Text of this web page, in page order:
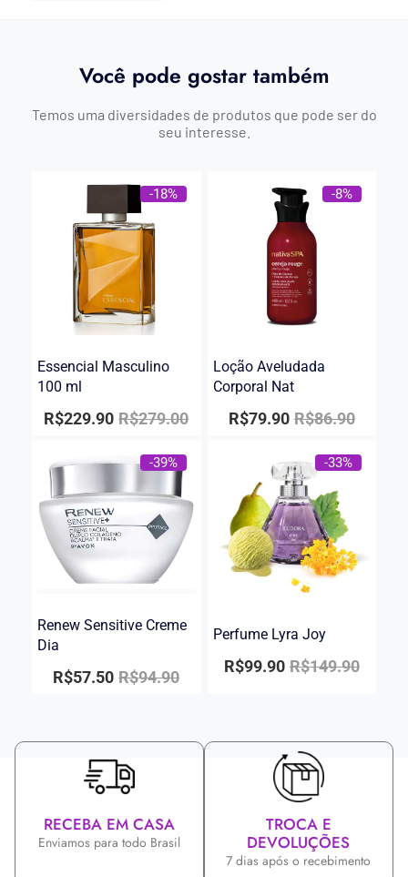
Você pode gostar também
Temos uma diversidades de produtos que pode ser do
seu interesse.
-18%
Essencial Masculino
100 ml
R$279.00
R$229.90
-8%
Loção Aveludada
Corporal Nat
R$86.90
R$79.90
-39%
Renew Sensitive Creme
Dia
R$94.90
R$57.50
-33%
Perfume Lyra Joy
R$149.90
R$99.90
RECEBA EM CASA
Enviamos para todo Brasil
TROCA E
DEVOLUÇÕES
7 dias após o recebimento